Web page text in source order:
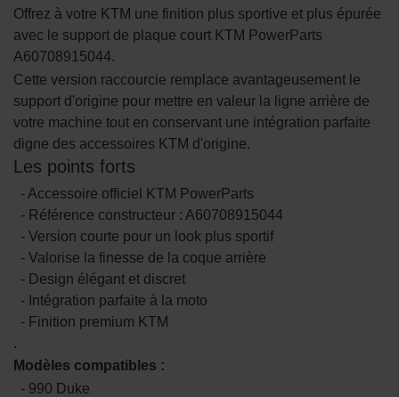
Offrez à votre KTM une finition plus sportive et plus épurée
avec le support de plaque court KTM PowerParts
A60708915044.
Cette version raccourcie remplace avantageusement le
support d'origine pour mettre en valeur la ligne arrière de
votre machine tout en conservant une intégration parfaite
digne des accessoires KTM d'origine.
Les points forts
- Accessoire officiel KTM PowerParts
- Référence constructeur : A60708915044
- Version courte pour un look plus sportif
- Valorise la finesse de la coque arrière
- Design élégant et discret
- Intégration parfaite à la moto
- Finition premium KTM
.
Modèles compatibles :
- 990 Duke